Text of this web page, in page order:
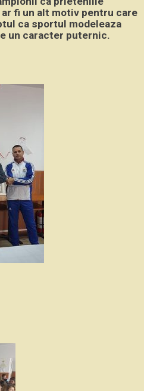
fi un alt motiv pentru care
ca sportul modeleaza
un caracter puternic.